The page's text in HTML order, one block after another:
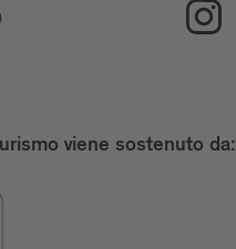
viene sostenuto da: